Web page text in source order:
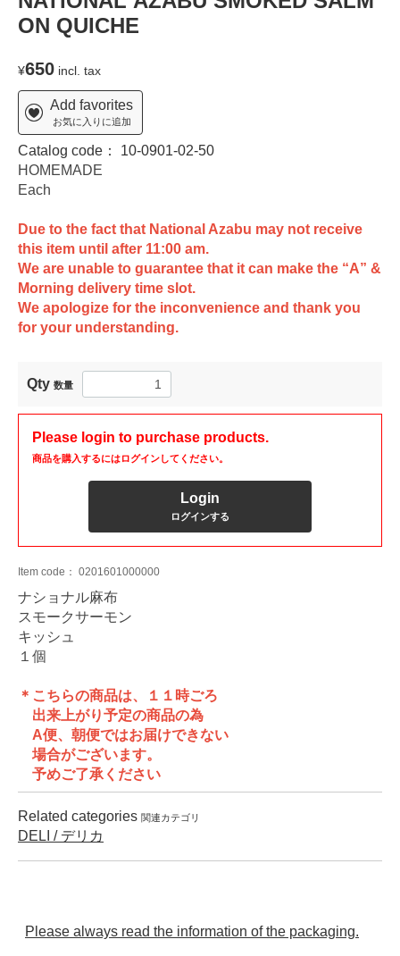
ON QUICHE
¥650 incl. tax
Add favorites
お気に入りに追加
Catalog code： 10-0901-02-50
HOMEMADE
Each
Due to the fact that National Azabu may not receive
this item until after 11:00 am.
We are unable to guarantee that it can make the “A” &
Morning delivery time slot.
We apologize for the inconvenience and thank you
for your understanding.
Qty 数量
Please login to purchase products.
商品を購入するにはログインしてください。
Login
ログインする
Item code： 0201601000000
ナショナル麻布
スモークサーモン
キッシュ
１個
＊こちらの商品は、１１時ごろ
出来上がり予定の商品の為
A便、朝便ではお届けできない
場合がございます。
予めご了承ください
Related categories 関連カテゴリ
DELI / デリカ
Please always read the information of the packaging.